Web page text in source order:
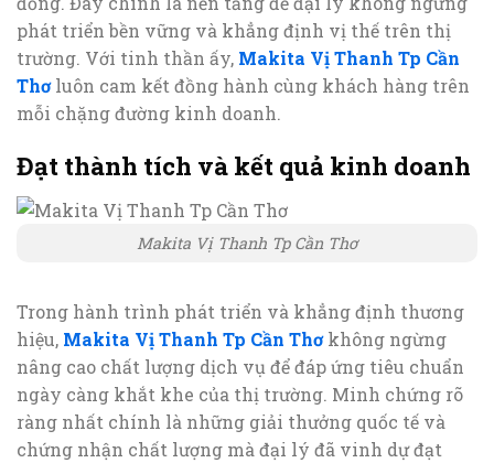
phát triển bền vững và khẳng định vị thế trên thị
trường. Với tinh thần ấy, Makita Vị Thanh Tp Cần
Thơluôn cam kết đồng hành cùng khách hàng trên
mỗi chặng đường kinh doanh.
Đạt thành tích và kết quả kinh doanh
Makita Vị Thanh Tp Cần Thơ
Trong hành trình phát triển và khẳng định thương
hiệu, Makita Vị Thanh Tp Cần Thơkhông ngừng
nâng cao chất lượng dịch vụ để đáp ứng tiêu chuẩn
ngày càng khắt khe của thị trường. Minh chứng rõ
ràng nhất chính là những giải thưởng quốc tế và
chứng nhận chất lượng mà đại lý đã vinh dự đạt